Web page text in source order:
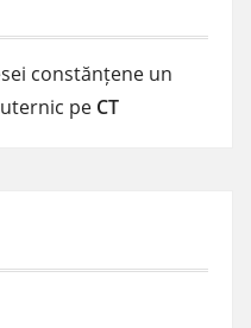
constănțene un
pe CT